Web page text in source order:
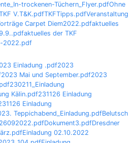
trockenen-Tüchern_Flyer.pdfOhne
V.T&K.pdfTKFTipps.pdfVeranstaltung
Carpet Diem2022.pdfaktuelles
aktuelles der TKF
2022.pdf
Einladung .pdf2023
2023 Mai und September.pdf2023
230211_Einladung
Kälin.pdf231126 Einladung
Einladung
Teppichabend_Einladung.pdfBelutsch
Dokument3.pdfDresdner
Einladung 02.10.2022